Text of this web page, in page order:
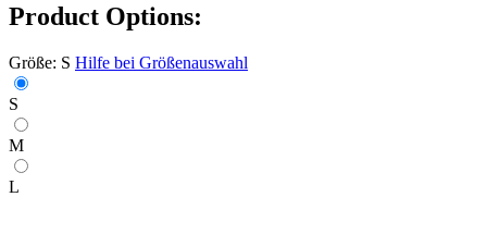
Product Options:
Größe: S Hilfe bei Größenauswahl
S
M
L